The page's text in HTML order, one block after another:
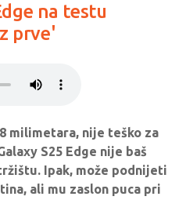
na testu
prve'
milimetara, nije teško za
S25 Edge nije baš
Ipak, može podnijeti
ali mu zaslon puca pri